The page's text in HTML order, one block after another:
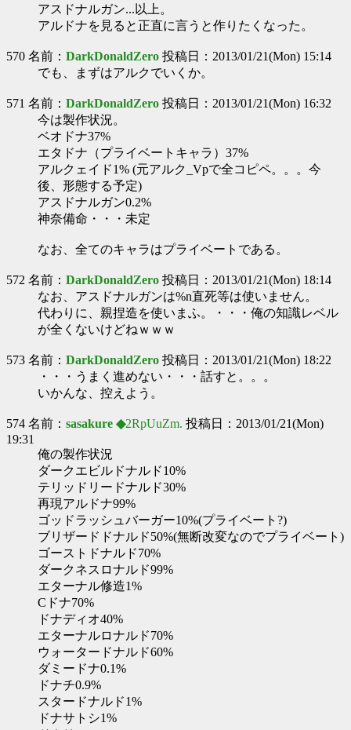
アスドナルガン...以上。
アルドナを見ると正直に言うと作りたくなった。
570 名前： DarkDonaldZero 投稿日：2013/01/21(Mon) 15:14
でも、まずはアルクでいくか。
571 名前： DarkDonaldZero 投稿日：2013/01/21(Mon) 16:32
今は製作状況。
ベオドナ37%
エタドナ（プライベートキャラ）37%
アルクェイド1% (元アルク_Vpで全コピペ。。。今
後、形態する予定)
アスドナルガン0.2%
神奈備命・・・未定
なお、全てのキャラはプライベートである。
572 名前： DarkDonaldZero 投稿日：2013/01/21(Mon) 18:14
なお、アスドナルガンは%n直死等は使いません。
代わりに、親捏造を使いまふ。・・・俺の知識レベル
が全くないけどねｗｗｗ
573 名前： DarkDonaldZero 投稿日：2013/01/21(Mon) 18:22
・・・うまく進めない・・・話すと。。。
いかんな、控えよう。
574 名前： sasakure ◆2RpUuZm. 投稿日：2013/01/21(Mon)
19:31
俺の製作状況
ダークエビルドナルド10%
テリッドリードナルド30%
再現アルドナ99%
ゴッドラッシュバーガー10%(プライベート?)
ブリザードドナルド50%(無断改変なのでプライベート)
ゴーストドナルド70%
ダークネスロナルド99%
エターナル修造1%
Cドナ70%
ドナディオ40%
エターナルロナルド70%
ウォータードナルド60%
ダミードナ0.1%
ドナチ0.9%
スタードナルド1%
ドナサトシ1%